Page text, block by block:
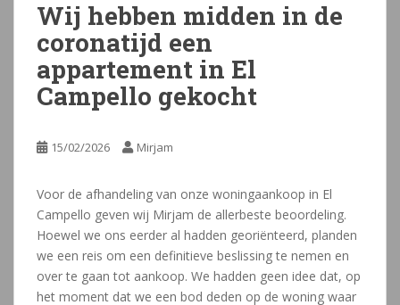
Wij hebben midden in de
coronatijd een
appartement in El
Campello gekocht
15/02/2026 Mirjam
Voor de afhandeling van onze woningaankoop in El
Campello geven wij Mirjam de allerbeste beoordeling.
Hoewel we ons eerder al hadden georiënteerd, planden
we een reis om een definitieve beslissing te nemen en
over te gaan tot aankoop. We hadden geen idee dat, op
het moment dat we een bod deden op de woning waar